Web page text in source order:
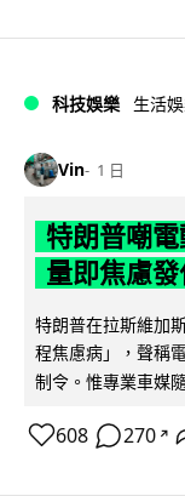
科技娛樂 生活
Vin 1 日
特朗普嘲
量即焦慮
特朗普在拉斯維加
程焦慮病」，聲稱
制令。惟專業車媒
608 270 ↗